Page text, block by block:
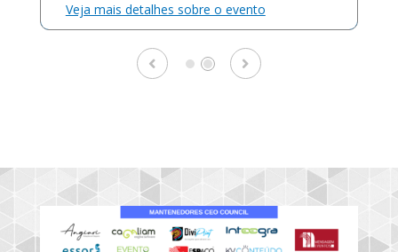
Veja mais detalhes sobre o evento